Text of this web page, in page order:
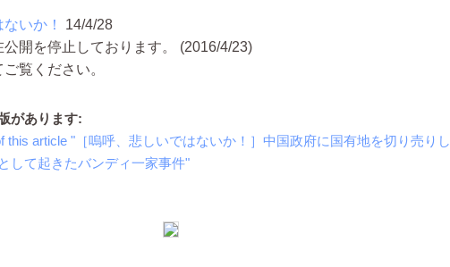
いか！
14/4/28
開を停止しております。 (2016/4/23)
ご覧ください。
があります:
this article "［嗚呼、悲しいではないか！］中国政府に国有地を切り売りし
して起きたバンディ一家事件"